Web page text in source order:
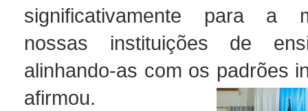
significativamente para a
nossas instituições de
alinhando-as com os padrões
afirmou.